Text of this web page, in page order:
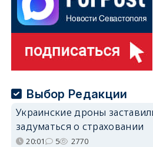
Выбор Редакции
Украинские дроны
задуматься о страховании
20:01 5 2770